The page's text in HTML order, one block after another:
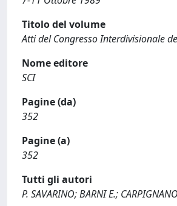
Titolo del volume
Atti del Congresso Interdivisionale
Nome editore
SCI
Pagine (da)
352
Pagine (a)
352
Tutti gli autori
P. SAVARINO; BARNI E.;